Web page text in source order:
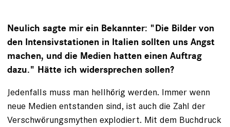
Neulich sagte mir ein Bekannter: "Die Bilder von
den Intensivstationen in Italien sollten uns Angst
machen, und die Medien hatten einen Auftrag
dazu." Hätte ich widersprechen sollen?
Jedenfalls muss man hellhörig werden. Immer wenn
neue Medien entstanden sind, ist auch die Zahl der
Verschwörungsmythen explodiert. Mit dem Buchdruck